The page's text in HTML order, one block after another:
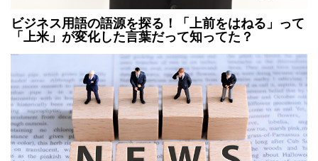
ビジネス用語の語源を探る！「上前をはねる」って
「上米」が変化した言葉だって知ってた？